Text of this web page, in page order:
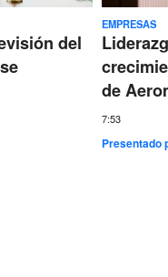
del
EMPRESAS
de
7:53
Presentado